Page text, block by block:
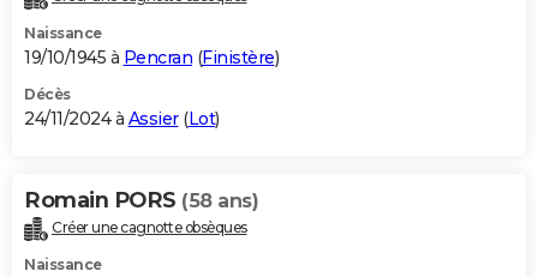
Naissance
19/10/1945 à Pencran (Finistère)
Décès
24/11/2024 à Assier(Lot)
Romain PORS (58 ans)
Créer une cagnotte obsèques
Naissance